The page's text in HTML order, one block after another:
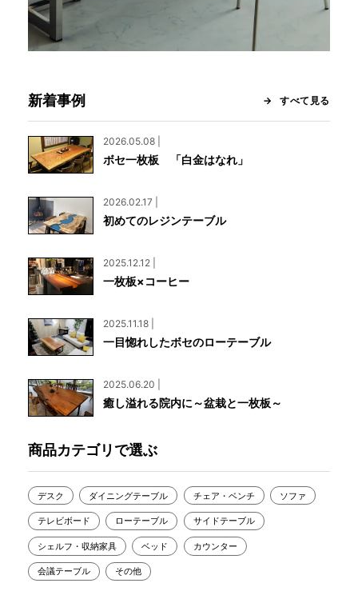
新着事例 すべて見る
2026.05.08 |
ボセ一枚板 「白金はなれ」
2026.02.17 |
初めてのレジンテーブル
2025.12.12 |
一枚板×コーヒー
2025.11.18 |
一目惚れしたボセのローテーブル
2025.06.20 |
癒し溢れる院内に～盆栽と一枚板～
商品カテゴリで選ぶ
デスク ダイニングテーブル チェア・ベンチ ソファ
テレビボード ローテーブル サイドテーブル
シェルフ・収納家具 ベッド カウンター
会議テーブル その他